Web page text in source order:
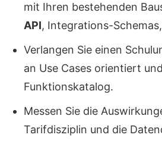
mit Ihren bestehenden
API, Integrations-
Verlangen Sie einen
an Use Cases orientiert
Funktionskatalog.
Messen Sie die
Tarifdisziplin und die